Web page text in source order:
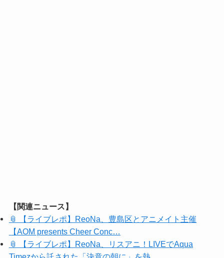
【関連ニュース】
📎 【ライブレポ】ReoNa、豊島区とアニメイト主催
【AOM presents Cheer Conc…
📎 【ライブレポ】ReoNa、リスアニ！LIVEでAqua